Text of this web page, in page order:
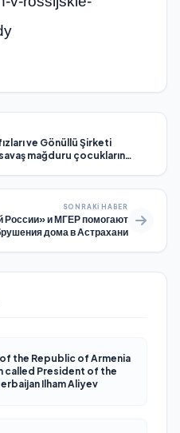
ve Gönüllü Şirketi
mağduru çocukların
SONRAKI HABER
России» и МГЕР помогают
дома в Астрахани
the Republic of Armenia
called President of the
Ilham Aliyev